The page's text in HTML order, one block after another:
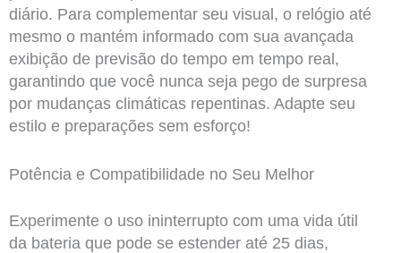
diário. Para complementar seu visual, o relógio até
mesmo o mantém informado com sua avançada
exibição de previsão do tempo em tempo real,
garantindo que você nunca seja pego de surpresa
por mudanças climáticas repentinas. Adapte seu
estilo e preparações sem esforço!
Potência e Compatibilidade no Seu Melhor
Experimente o uso ininterrupto com uma vida útil
da bateria que pode se estender até 25 dias,